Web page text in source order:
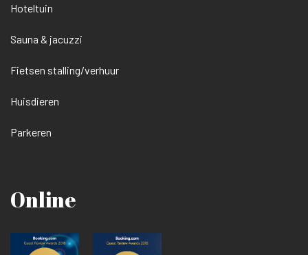
Hoteltuin
Sauna & jacuzzi
Fietsen stalling/verhuur
Huisdieren
Parkeren
Online